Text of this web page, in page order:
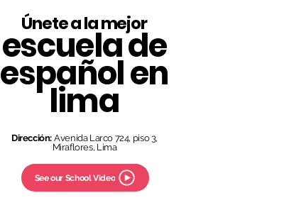
Únete a la mejor
escuela de
español en
lima
Dirección: Avenida Larco 724, piso 3,
Miraflores, Lima
See our School Video